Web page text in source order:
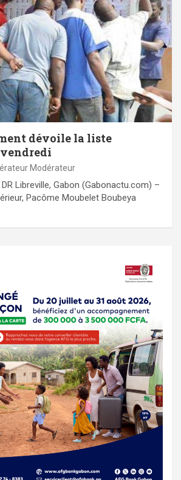
dévoile la liste
Modérateur
Libreville, Gabon (Gabonactu.com) –
Pacôme Moubelet Boubeya